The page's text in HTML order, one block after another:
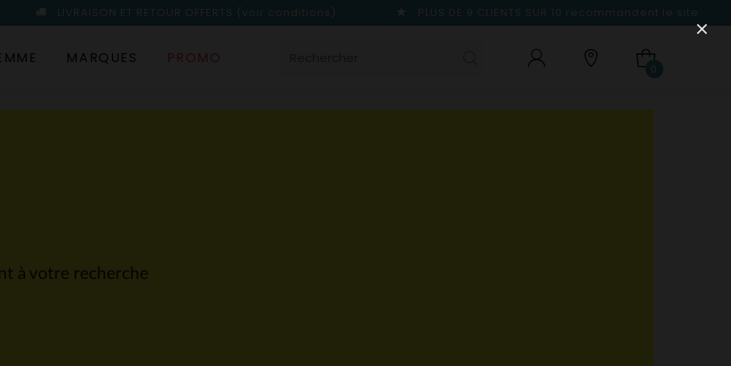
LIVRAISON ET RETOUR OFFERTS (voir conditions) PLUS DE 9 CLIENTS SUR 10 recommandent le site
MARQUES PROMO
0
à votre recherche